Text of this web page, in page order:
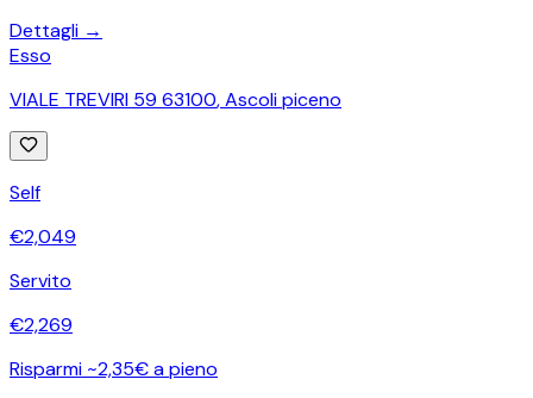
Dettagli →
Esso
VIALE TREVIRI 59 63100,Ascoli piceno
Self
€2,049
Servito
€2,269
Risparmi ~2,35€ a pieno